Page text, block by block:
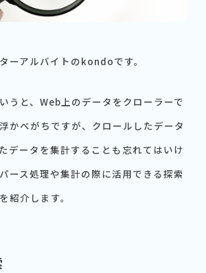
ーアルバイトのkondoです。
うと、Web上のデータをクローラーで
かべがちですが、クロールしたデータ
データを集計することも忘れてはいけ
ース処理や集計の際に活用できる探索
紹介します。